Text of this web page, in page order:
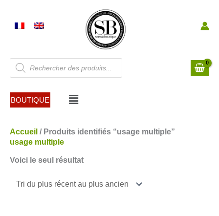
contenu
Recherche
de
produits
BOUTIQUE Menu
Accueil / Produits identifiés “usage multiple”
usage multiple
Voici le seul résultat